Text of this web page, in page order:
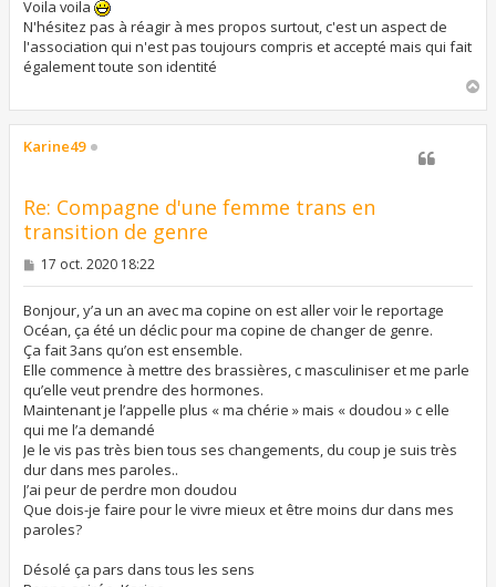
Voila voila
N'hésitez pas à réagir à mes propos surtout, c'est un aspect de
l'association qui n'est pas toujours compris et accepté mais qui fait
également toute son identité
u
Karine49
Re: Compagne d'une femme trans en
transition de genre
M
s
a
g
e
17 oct. 2020 18:22
Bonjour, y’a un an avec ma copine on est aller voir le reportage
Océan, ça été un déclic pour ma copine de changer de genre.
Ça fait 3ans qu’on est ensemble.
Elle commence à mettre des brassières, c masculiniser et me parle
qu’elle veut prendre des hormones.
Maintenant je l’appelle plus « ma chérie » mais « doudou » c elle
qui me l’a demandé
Je le vis pas très bien tous ses changements, du coup je suis très
dur dans mes paroles..
J’ai peur de perdre mon doudou
Que dois-je faire pour le vivre mieux et être moins dur dans mes
paroles?
Désolé ça pars dans tous les sens